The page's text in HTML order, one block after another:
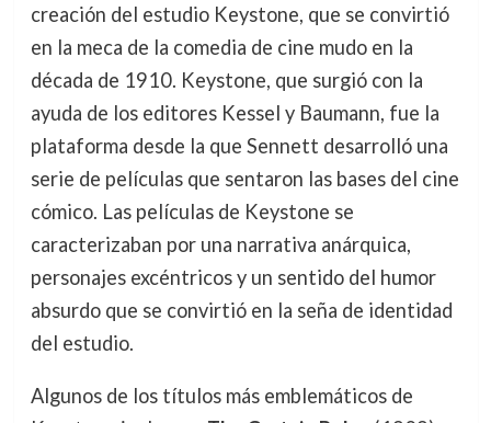
creación del estudio Keystone, que se convirtió
en la meca de la comedia de cine mudo en la
década de 1910. Keystone, que surgió con la
ayuda de los editores Kessel y Baumann, fue la
plataforma desde la que Sennett desarrolló una
serie de películas que sentaron las bases del cine
cómico. Las películas de Keystone se
caracterizaban por una narrativa anárquica,
personajes excéntricos y un sentido del humor
absurdo que se convirtió en la seña de identidad
del estudio.
Algunos de los títulos más emblemáticos de